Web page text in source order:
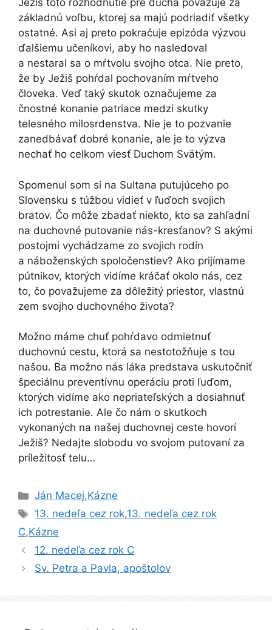
Ježiš toto rozhodnutie pre ducha považuje za
základnú voľbu, ktorej sa majú podriadiť všetky
ostatné. Asi aj preto pokračuje epizóda výzvou
ďalšiemu učeníkovi, aby ho nasledoval
a nestaral sa o mŕtvolu svojho otca. Nie preto,
že by Ježiš pohŕdal pochovaním mŕtveho
človeka. Veď taký skutok označujeme za
čnostné konanie patriace medzi skutky
telesného milosrdenstva. Nie je to pozvanie
zanedbávať dobré konanie, ale je to výzva
nechať ho celkom viesť Duchom Svätým.
Spomenul som si na Sultana putujúceho po
Slovensku s túžbou vidieť v ľuďoch svojich
bratov. Čo môže zbadať niekto, kto sa zahľadní
na duchovné putovanie nás-kresťanov? S akými
postojmi vychádzame zo svojich rodín
a náboženských spoločenstiev? Ako prijímame
pútnikov, ktorých vidíme kráčať okolo nás, cez
to, čo považujeme za dôležitý priestor, vlastnú
zem svojho duchovného života?
Možno máme chuť pohŕdavo odmietnuť
duchovnú cestu, ktorá sa nestotožňuje s tou
našou. Ba možno nás láka predstava uskutočniť
špeciálnu preventívnu operáciu proti ľuďom,
ktorých vidíme ako nepriateľských a dosiahnuť
ich potrestanie. Ale čo nám o skutkoch
vykonaných na našej duchovnej ceste hovorí
Ježiš? Nedajte slobodu vo svojom putovaní za
príležitosť telu…
Kategórie
Ján Macej,Kázne
Značky
13. nedeľa cez rok,13. nedeľa cez rok
C,Kázne
Navigácia
článkami
12. nedeľa cez rok C
Sv. Petra a Pavla, apoštolov